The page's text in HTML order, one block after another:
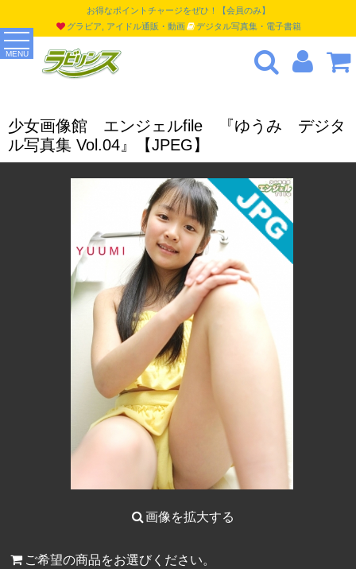
MENU
お得なポイントチャージをぜひ！【会員のみ】
グラビア, アイドル通販・動画
デジタル写真集・電子書籍
少女画像館 エンジェルfile 『ゆうみ デジタ
ル写真集 Vol.04』【JPEG】
画像を拡大する
ご希望の商品をお選びください。